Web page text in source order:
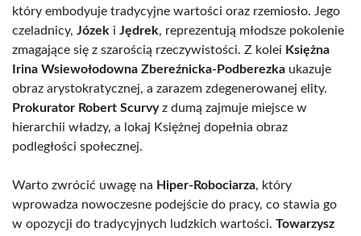
który embodyuje tradycyjne wartości oraz rzemiosło. Jego
czeladnicy, Józek i Jędrek, reprezentują młodsze pokolenie
zmagające się z szarością rzeczywistości. Z kolei Księżna
Irina Wsiewołodowna Zbereźnicka-Podberezka ukazuje
obraz arystokratycznej, a zarazem zdegenerowanej elity.
Prokurator Robert Scurvyz dumą zajmuje miejsce w
hierarchii władzy, a lokaj Księżnej dopełnia obraz
podległości społecznej.
Warto zwrócić uwagę na Hiper-Robociarza, który
wprowadza nowoczesne podejście do pracy, co stawia go
w opozycji do tradycyjnych ludzkich wartości. Towarzysz